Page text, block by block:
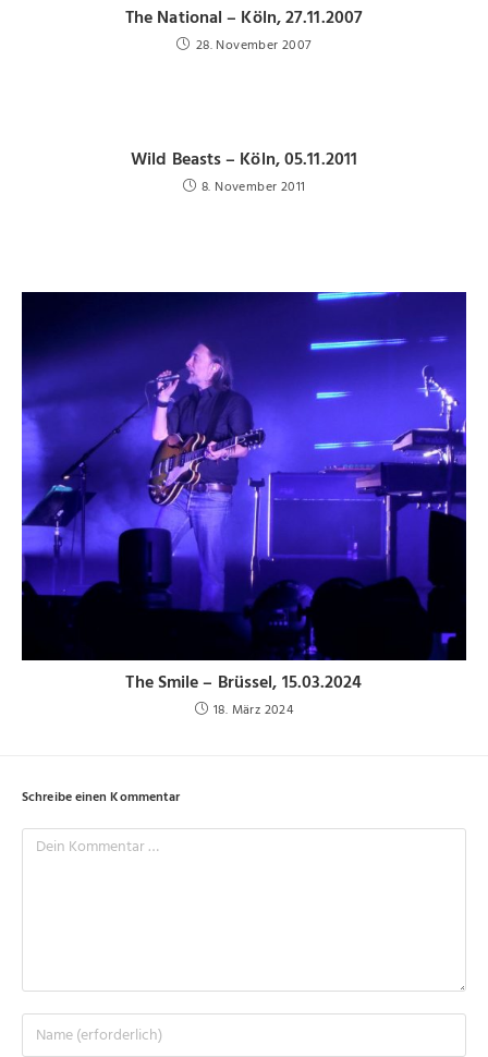
The National – Köln, 27.11.2007
28. November 2007
Wild Beasts – Köln, 05.11.2011
8. November 2011
The Smile – Brüssel, 15.03.2024
18. März 2024
Schreibe einen Kommentar